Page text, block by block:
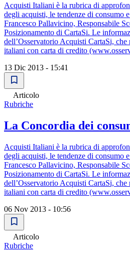
Acquisti Italiani è la rubrica di
degli acquisti, le tendenze di consumo
Francesco Pallavicino, Responsabile
Posizionamento di CartaSi. Le
dell’Osservatorio Acquisti CartaSi,
italiani con carta di credito
13 Dic 2013 - 15:41
Articolo
Rubriche
La Concordia dei
Acquisti Italiani è la rubrica di
degli acquisti, le tendenze di consumo
Francesco Pallavicino, Responsabile
Posizionamento di CartaSi. Le
dell’Osservatorio Acquisti CartaSi,
italiani con carta di credito
06 Nov 2013 - 10:56
Articolo
Rubriche